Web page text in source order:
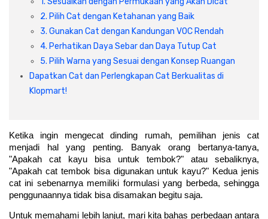
Cat dan Kimia
Saniter
2. Pilih Cat dengan Ketahanan yang Baik
3. Gunakan Cat dengan Kandungan VOC Rendah
4. Perhatikan Daya Sebar dan Daya Tutup Cat
5. Pilih Warna yang Sesuai dengan Konsep Ruangan
Dapatkan Cat dan Perlengkapan Cat Berkualitas di
Klopmart!
Ketika ingin mengecat dinding rumah, pemilihan jenis cat
menjadi hal yang penting. Banyak orang bertanya-tanya,
"Apakah cat kayu bisa untuk tembok?" atau sebaliknya,
"Apakah cat tembok bisa digunakan untuk kayu?" Kedua jenis
cat ini sebenarnya memiliki formulasi yang berbeda, sehingga
penggunaannya tidak bisa disamakan begitu saja.
Untuk memahami lebih lanjut, mari kita bahas perbedaan antara